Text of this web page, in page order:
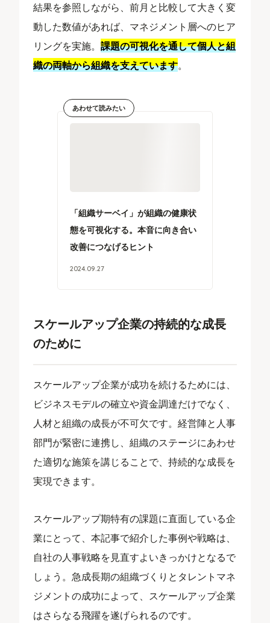
結果を参照しながら、前月と比較して大きく変
動した数値があれば、マネジメント層へのヒア
リングを実施。課題の可視化を通して個人と組
織の両軸から組織を支えています。
あわせて読みたい
「組織サーベイ」が組織の健康状
態を可視化する。本音に向き合い
改善につなげるヒント
2024 09 .27
スケールアップ企業の持続的な成長
のために
スケールアップ企業が成功を続けるためには、
ビジネスモデルの確立や資金調達だけでなく、
人材と組織の成長が不可欠です。経営陣と人事
部門が緊密に連携し、組織のステージにあわせ
た適切な施策を講じることで、持続的な成長を
実現できます。
スケールアップ期特有の課題に直面している企
業にとって、本記事で紹介した事例や戦略は、
自社の人事戦略を見直すよいきっかけとなるで
しょう。急成長期の組織づくりとタレントマネ
ジメントの成功によって、スケールアップ企業
はさらなる飛躍を遂げられるのです。